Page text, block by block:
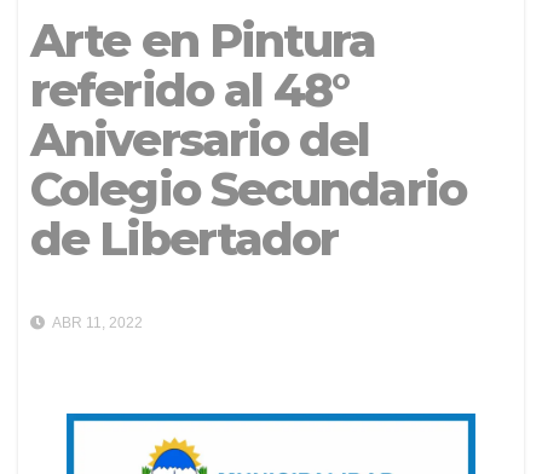
Arte en Pintura
referido al 48°
Aniversario del
Colegio Secundario
de Libertador
ABR 11, 2022